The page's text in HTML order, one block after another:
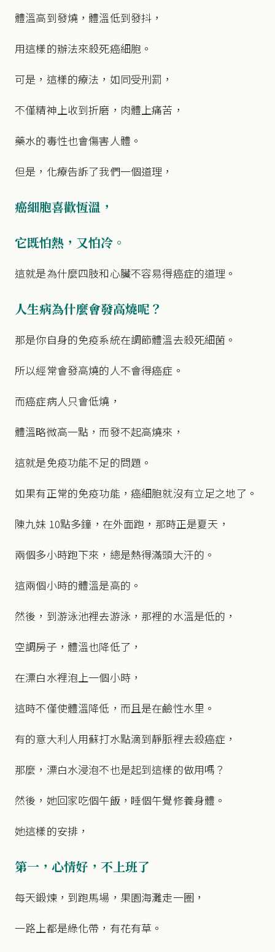
體溫高到發燒，體溫低到發抖，
用這樣的辦法來殺死癌細胞。
可是，這樣的療法，如同受刑罰，
不僅精神上收到折磨，肉體上痛苦，
藥水的毒性也會傷害人體。
但是，化療告訴了我們一個道理，
癌細胞喜歡恆溫，
它既怕熱，又怕冷。
這就是為什麼四肢和心臟不容易得癌症的道理。
人生病為什麼會發高燒呢？
那是你自身的免疫系統在調節體溫去殺死細菌。
所以經常會發高燒的人不會得癌症。
而癌症病人只會低燒，
體溫略微高一點，而發不起高燒來，
這就是免疫功能不足的問題。
如果有正常的免疫功能，癌細胞就沒有立足之地了。
陳九妹 10點多鐘，在外面跑，那時正是夏天，
兩個多小時跑下來，總是熱得滿頭大汗的。
這兩個小時的體溫是高的。
然後，到游泳池裡去游泳，那裡的水溫是低的，
空調房子，體溫也降低了，
在漂白水裡泡上一個小時，
這時不僅使體溫降低，而且是在鹼性水里。
有的意大利人用蘇打水點滴到靜脈裡去殺癌症，
那麼，漂白水浸泡不也是起到這樣的做用嗎？
然後，她回家吃個午飯，睡個午覺修養身體。
她這樣的安排，
第一，心情好，不上班了
每天鍛煉，到跑馬場，果園海灘走一圈，
一路上都是綠化帶，有花有草。